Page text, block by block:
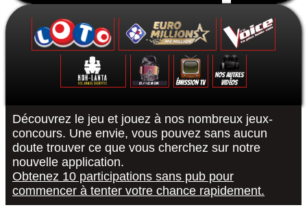
Formulaire de contact
Loto : le tirage du 27 août 2022
Euromillions : tirage du 6 septembre Euro
Koh-Lanta : Les Poteaux - La Finale - Koh-Lanta :
The Voice 10 - La Finale - 15/05/2021 The Voice
Le Grand Quiz - Permis De Conduire -
"R or B #RorB"
District Z : Épisode 3 - 25/12/2020 Les 12
Découvrez le jeu et jouez à nos nombreux jeux-
concours. Une envie, vous pouvez sans aucun
doute trouver ce que vous cherchez sur notre
nouvelle application.
Obtenez 10 participations sans pub pour
commencer à tenter votre chance rapidement.